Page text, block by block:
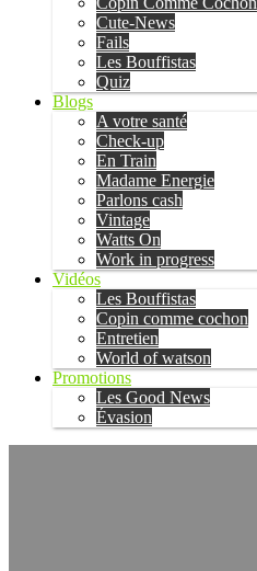
Cute-News
Fails
Les Bouffistas
Quiz
Blogs
A votre santé
Check-up
En Train
Madame Energie
Parlons cash
Vintage
Watts On
Work in progress
Vidéos
Les Bouffistas
Copin comme cochon
Entretien
World of watson
Promotions
Les Good News
Évasion